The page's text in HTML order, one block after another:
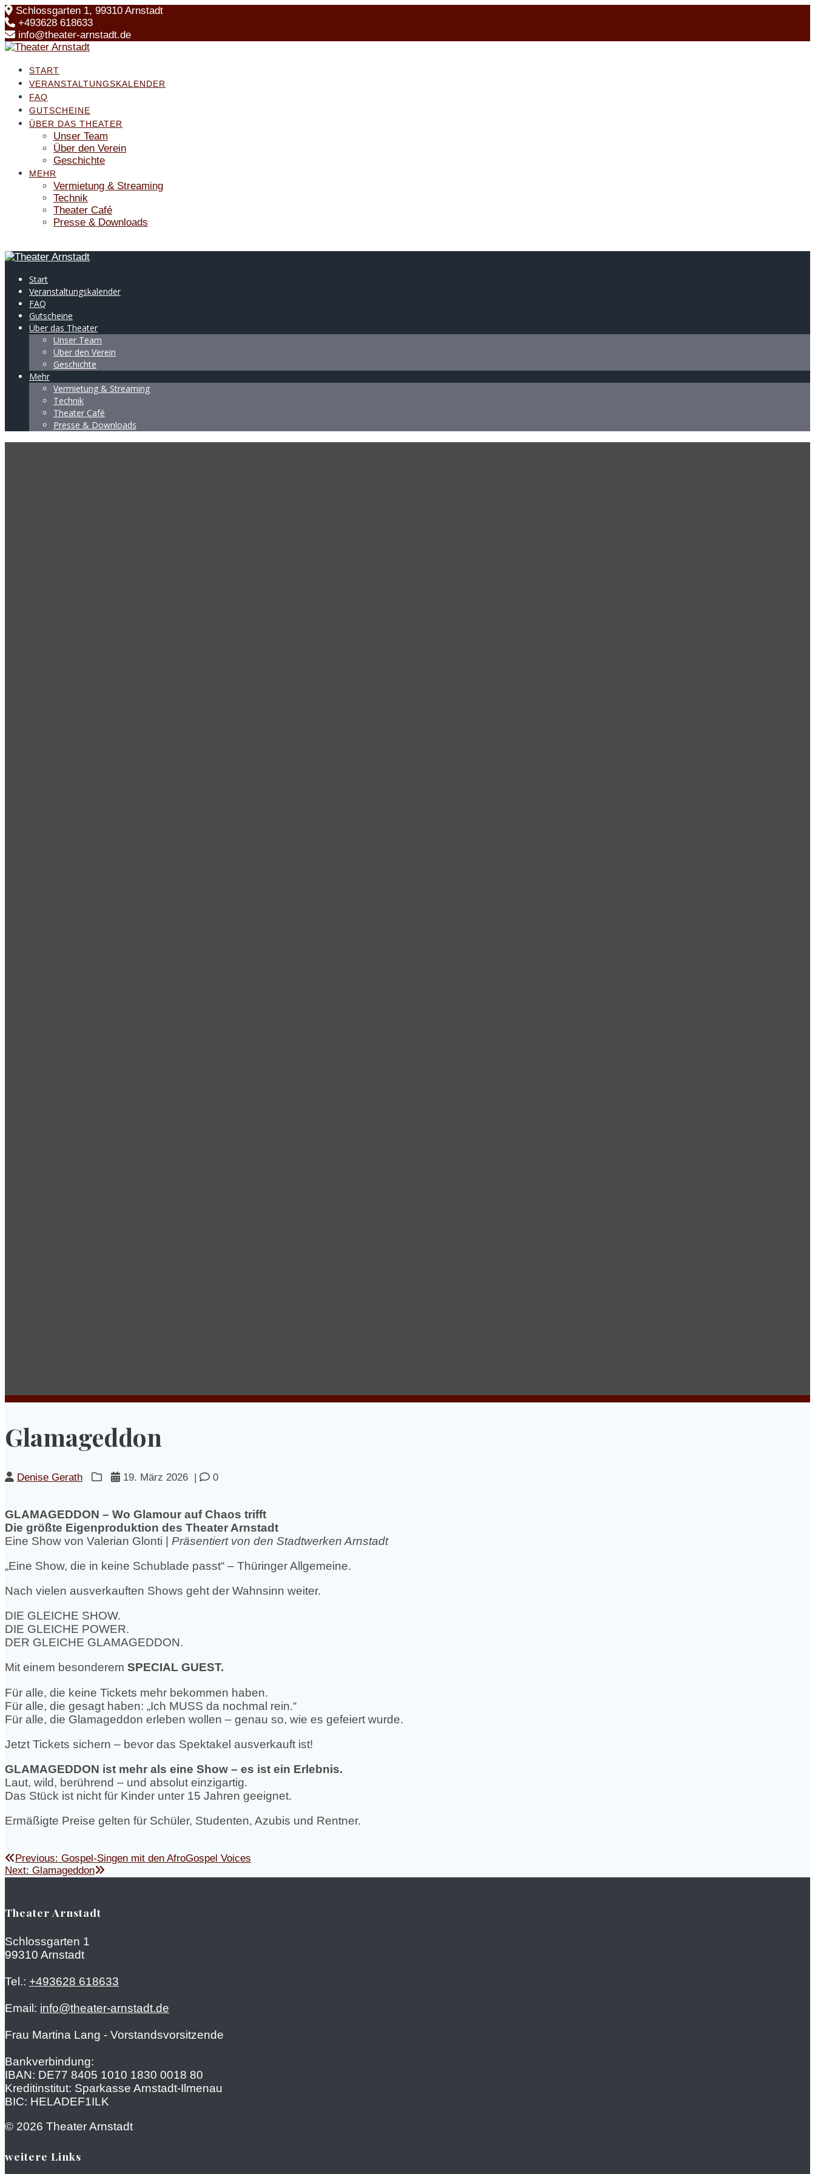
Skip
to
content
Schlossgarten 1, 99310 Arnstadt
+493628 618633
info@theater-arnstadt.de
START
VERANSTALTUNGSKALENDER
FAQ
GUTSCHEINE
ÜBER DAS THEATER
Unser Team
Über den Verein
Geschichte
MEHR
Vermietung & Streaming
Technik
Theater Café
Presse & Downloads
Start
Veranstaltungskalender
FAQ
Gutscheine
Über das Theater
Unser Team
Über den Verein
Geschichte
Mehr
Vermietung & Streaming
Technik
Theater Café
Presse & Downloads
Glamageddon
Denise Gerath 19. März 2026 0
GLAMAGEDDON – Wo Glamour auf Chaos trifft
Die größte Eigenproduktion des Theater Arnstadt
Eine Show von Valerian Glonti | Präsentiert von den Stadtwerken Arnstadt
„Eine Show, die in keine Schublade passt“ – Thüringer Allgemeine.
Nach vielen ausverkauften Shows geht der Wahnsinn weiter.
DIE GLEICHE SHOW.
DIE GLEICHE POWER.
DER GLEICHE GLAMAGEDDON.
Mit einem besonderem SPECIAL GUEST.
Für alle, die keine Tickets mehr bekommen haben.
Für alle, die gesagt haben: „Ich MUSS da nochmal rein.“
Für alle, die Glamageddon erleben wollen – genau so, wie es gefeiert wurde.
Jetzt Tickets sichern – bevor das Spektakel ausverkauft ist!
GLAMAGEDDON ist mehr als eine Show – es ist ein Erlebnis.
Laut, wild, berührend – und absolut einzigartig.
Das Stück ist nicht für Kinder unter 15 Jahren geeignet.
Ermäßigte Preise gelten für Schüler, Studenten, Azubis und Rentner.
Beitragsnavigation
Previous: Previous
post:
Gospel-Singen mit den AfroGospel Voices
Next: Next
Glamageddon
Theater Arnstadt
Schlossgarten 1
99310 Arnstadt
Tel.: +493628 618633
Email: info@theater-arnstadt.de
Frau Martina Lang - Vorstandsvorsitzende
Bankverbindung:
IBAN: DE77 8405 1010 1830 0018 80
Kreditinstitut: Sparkasse Arnstadt-Ilmenau
BIC: HELADEF1ILK
© 2026 Theater Arnstadt
weitere Links